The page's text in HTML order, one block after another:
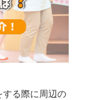
する際に周辺の